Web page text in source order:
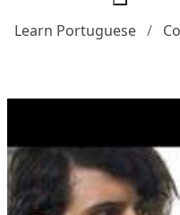
Learn Portuguese